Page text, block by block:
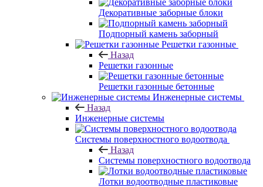
Декоративные заборные блоки
Подпорный камень заборный
Решетки газонные
Назад
Решетки газонные
Решетки газонные бетонные
Инженерные системы
Назад
Инженерные системы
Системы поверхностного водоотвода
Назад
Системы поверхностного водоотвода
Лотки водоотводные пластиковые